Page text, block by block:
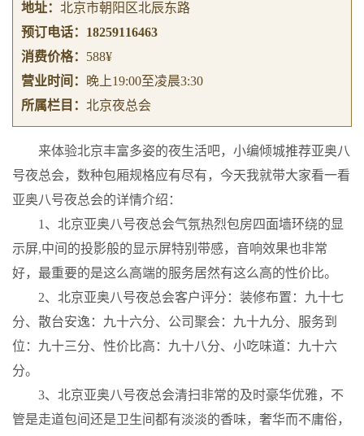
地址： 北京市朝阳区北辰东路
预订电话： 18259116463
消费价格： 588¥
营业时间：
晚上19:00至凌晨3:30
所属栏目： 北京夜总会
来体验北京丰富多姿的夜生活吧，小编倾城推荐亚奥八
号夜总会，数种包厢规格应有尽有，今天我就带大家看一看
亚奥八号夜总会的详情介绍：
1、北京亚奥八号夜总会气氛热烈包房四面墙环绕的显
示屏,中间的投影般的显示屏特别带感，音响效果也非常
好，最重要的是这么高端的服务居然有这么高的性价比。
2、北京亚奥八号夜总会客户评分：装修布置：九十七
分、散台安逸：九十六分、公司聚会：九十九分、服务到
位：九十三分、性价比高：九十八分、小吃味道：九十六
分。
3、北京亚奥八号夜总会清扫非常的及时豪华优雅，不
管是走道包间还是卫生间都有淡淡的香味，奢华而不庸俗，